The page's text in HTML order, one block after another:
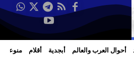
أحوال العرب والعالم أبجدية أقلام منوعات